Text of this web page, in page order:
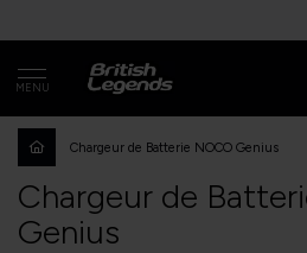
MENU
Chargeur de Batterie NOCO Genius
Chargeur de
Genius